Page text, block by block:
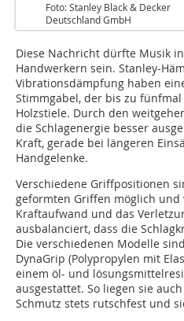
Foto: Stanley Black & Decker
Deutschland GmbH
Diese Nachricht dürfte Musik
Handwerkern sein. Stanley-
Vibrationsdämpfung haben
Stimmgabel, der bis zu
Holzstiele. Durch den
die Schlagenergie besser
Kraft, gerade bei längeren
Handgelenke.
Ver­­­schiedene Griffpositionen
geformten Griffen möglich
Kraftaufwand und das
ausbalanciert, dass die
Die verschiedenen Modelle
DynaGrip (Polypropylen mit
einem öl- und
ausgestattet. So liegen sie
Schmutz stets rutschfest und